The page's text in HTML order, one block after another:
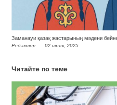
Заманауи қазақ жастарының мәдени
Редактор 02 июля, 2025
Читайте по теме